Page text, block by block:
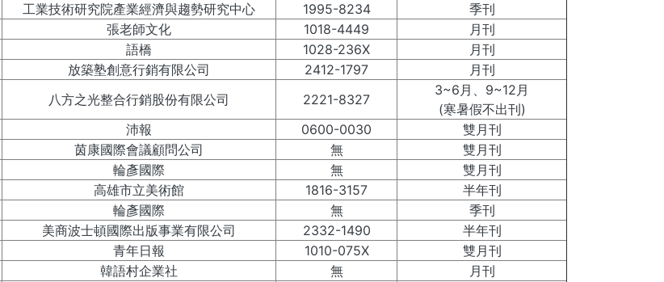
工業技術研究院產業經濟與趨勢研究中心 1995-8234
季刊
張老師文化 1018-4449
月刊
語橋 1028-236X
月刊
放築塾創意行銷有限公司 2412-1797
月刊
八方之光整合行銷股份有限公司 2221-8327
3~6月、9~12月
(寒暑假不出刊)
沛報 0600-0030
雙月刊
茵康國際會議顧問公司 無
雙月刊
輪彥國際 無
雙月刊
高雄市立美術館 1816-3157
半年刊
輪彥國際 無
季刊
美商波士頓國際出版事業有限公司 2332-1490
半年刊
青年日報 1010-075X
雙月刊
韓語村企業社 無
月刊